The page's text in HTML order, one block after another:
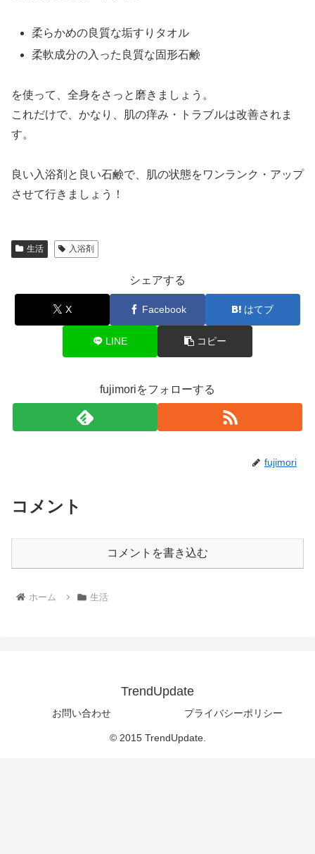
柔らかめの良質な垢すりタオル
柔軟成分の入った良質な固形石鹸
を使って、全身をさっと磨きましょう。
これだけで、かなり、肌の痒み・トラブルは改善されま
す。
良い入浴剤と良い石鹸で、肌の状態をワンランク・アップ
させて行きましょう！
生活 入浴剤
シェアする
X Facebook はてブ
LINE コピー
fujimoriをフォローする
fujimori
コメント
コメントを書き込む
ホーム 生活
TrendUpdate
お問い合わせ プライバシーポリシー
© 2015 TrendUpdate.